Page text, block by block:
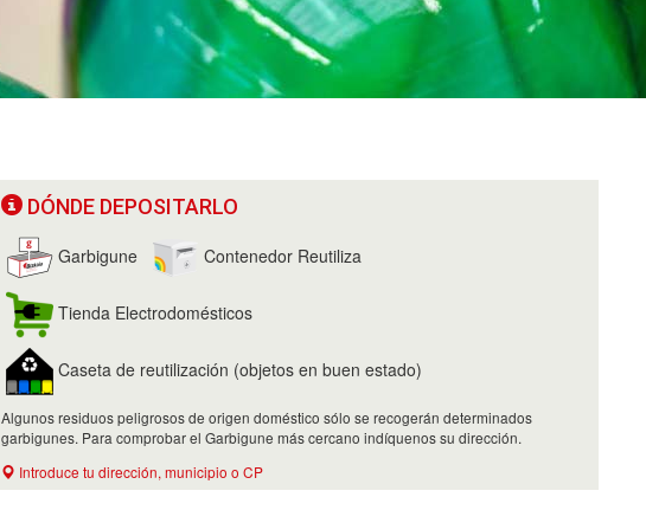
DÓNDE DEPOSITARLO
Garbigune Contenedor Reutiliza
Tienda Electrodomésticos
Caseta de reutilización (objetos en buen estado)
Algunos residuos peligrosos de origen doméstico sólo se recogerán determinados
garbigunes. Para comprobar el Garbigune más cercano indíquenos su dirección.
Introduce tu dirección, municipio o CP